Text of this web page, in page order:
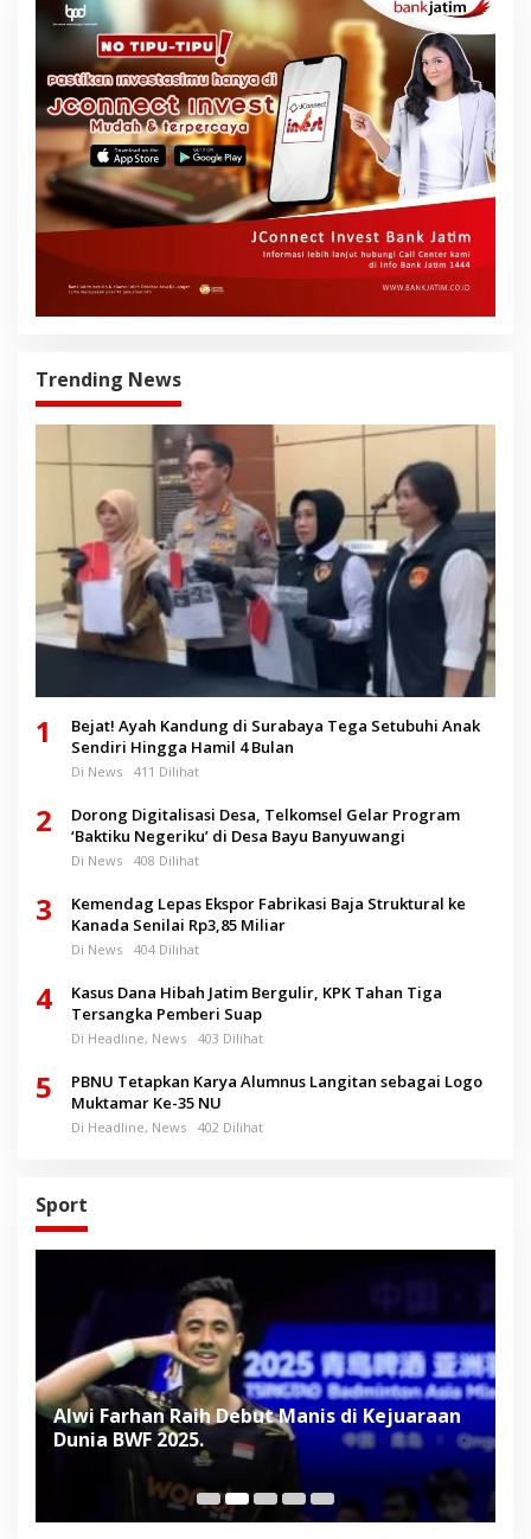
Trending News
1
Bejat! Ayah Kandung di Surabaya Tega Setubuhi Anak
Sendiri Hingga Hamil 4 Bulan
Di News 411 Dilihat
2
Dorong Digitalisasi Desa, Telkomsel Gelar Program
‘Baktiku Negeriku’ di Desa Bayu Banyuwangi
Di News 408 Dilihat
3
Kemendag Lepas Ekspor Fabrikasi Baja Struktural ke
Kanada Senilai Rp3,85 Miliar
Di News 404 Dilihat
4
Kasus Dana Hibah Jatim Bergulir, KPK Tahan Tiga
Tersangka Pemberi Suap
Di Headline, News 403 Dilihat
5
PBNU Tetapkan Karya Alumnus Langitan sebagai Logo
Muktamar Ke-35 NU
Di Headline, News 402 Dilihat
Sport
Alwi Farhan Raih Debut Manis di Kejuaraan
Dunia BWF 2025.